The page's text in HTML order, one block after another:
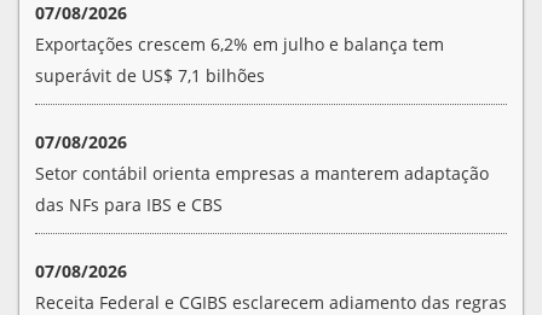
07/08/2026
Exportações crescem 6,2% em julho e balança tem
superávit de US$ 7,1 bilhões
07/08/2026
Setor contábil orienta empresas a manterem adaptação
das NFs para IBS e CBS
07/08/2026
Receita Federal e CGIBS esclarecem adiamento das regras